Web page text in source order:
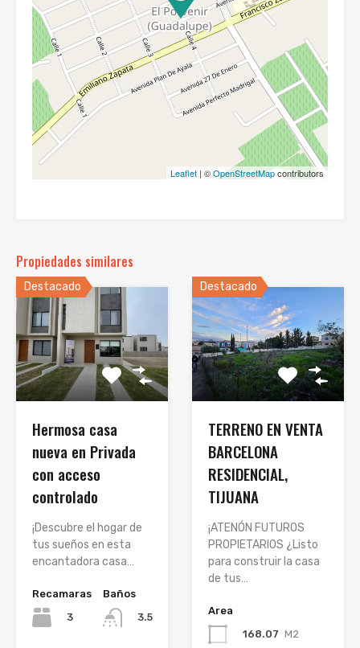
Leaflet | ©OpenStreetMapcontributors
Propiedades similares
Destacado
Hermosa casa
nueva en Privada
con acceso
controlado
¡Descubre el hogar de
tus sueños en esta
encantadora casa…
Recamaras
3
Baños
3.5
Destacado
TERRENO EN VENTA
BARCELONA
RESIDENCIAL,
TIJUANA
¡ATENÓN FUTUROS
PROPIETARIOS ¿Listo
para construir la casa
de tus…
Area
168.07 M2